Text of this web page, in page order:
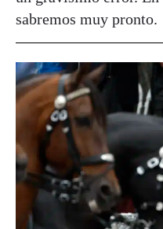
sabremos muy pronto.